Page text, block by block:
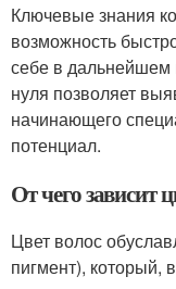
Ключевые знания
возможность
себе в дальнейшем
нуля позволяет
начинающего
потенциал.
От чего зависит
Цвет волос
пигмент), который,